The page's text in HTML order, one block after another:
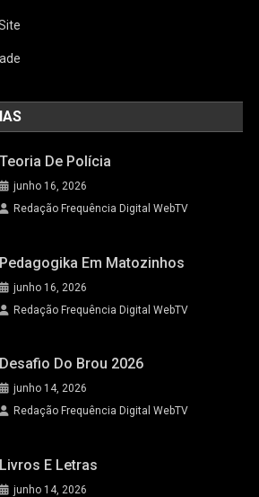
Teoria De Polícia
junho 16, 2026
Redação Frequência Digital WebTV
Pedagogika Em Matozinhos
junho 16, 2026
Redação Frequência Digital WebTV
Desafio Do Brou 2026
junho 14, 2026
Redação Frequência Digital WebTV
Livros E Letras
junho 14, 2026